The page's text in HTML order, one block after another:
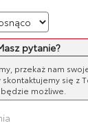
pytanie?
przekaż nam
się z
będzie możliwe.